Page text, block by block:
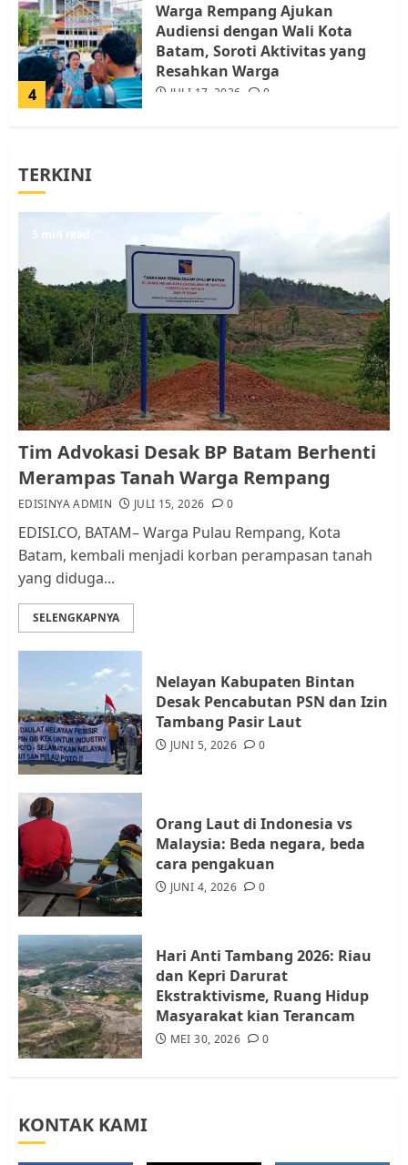
4
Warga Rempang Ajukan
Audiensi dengan Wali Kota
Batam, Soroti Aktivitas yang
Resahkan Warga
JULI 17, 2026 0
5
1
Pemko Batam Tegaskan RT dan
RW bukan Petugas Pendataan
dan Pemungutan Pajak
AGUSTUS 1, 2026 0
Kader Pajak jadi Penghubung
Pemerintah dan Masyarakat di
Lingkungan RT/RW
AGUSTUS 1, 2026
4
Warga Rempang Ajukan
Audiensi dengan Wali Kota
5
Tim Advokasi Desak BP Batam
Berhenti Merampas Tanah
TERKINI
5 min read
Tim Advokasi Desak BP Batam Berhenti
Merampas Tanah Warga Rempang
EDISINYA ADMIN JULI 15, 2026 0
EDISI.CO, BATAM– Warga Pulau Rempang, Kota
Batam, kembali menjadi korban perampasan tanah
yang diduga...
SELENGKAPNYA
Nelayan Kabupaten Bintan
Desak Pencabutan PSN dan Izin
Tambang Pasir Laut
JUNI 5, 2026 0
Orang Laut di Indonesia vs
Malaysia: Beda negara, beda
cara pengakuan
JUNI 4, 2026 0
Hari Anti Tambang 2026: Riau
dan Kepri Darurat
Ekstraktivisme, Ruang Hidup
Masyarakat kian Terancam
MEI 30, 2026 0
KONTAK KAMI